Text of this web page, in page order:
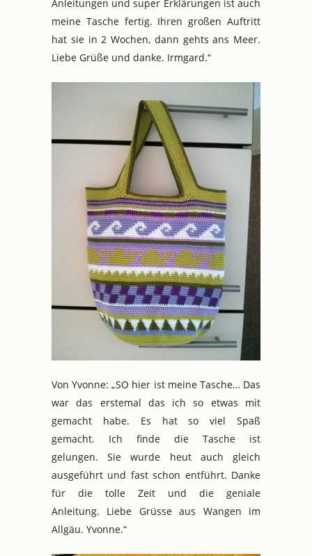
Anleitungen und super Erklärungen ist auch
meine Tasche fertig. Ihren großen Auftritt
hat sie in 2 Wochen, dann gehts ans Meer.
Liebe Grüße und danke. Irmgard.“
Von Yvonne: „SO hier ist meine Tasche… Das
war das erstemal das ich so etwas mit
gemacht habe. Es hat so viel Spaß
gemacht. Ich finde die Tasche ist
gelungen. Sie wurde heut auch gleich
ausgeführt und fast schon entführt. Danke
für die tolle Zeit und die geniale
Anleitung. Liebe Grüsse aus Wangen im
Allgäu. Yvonne.“